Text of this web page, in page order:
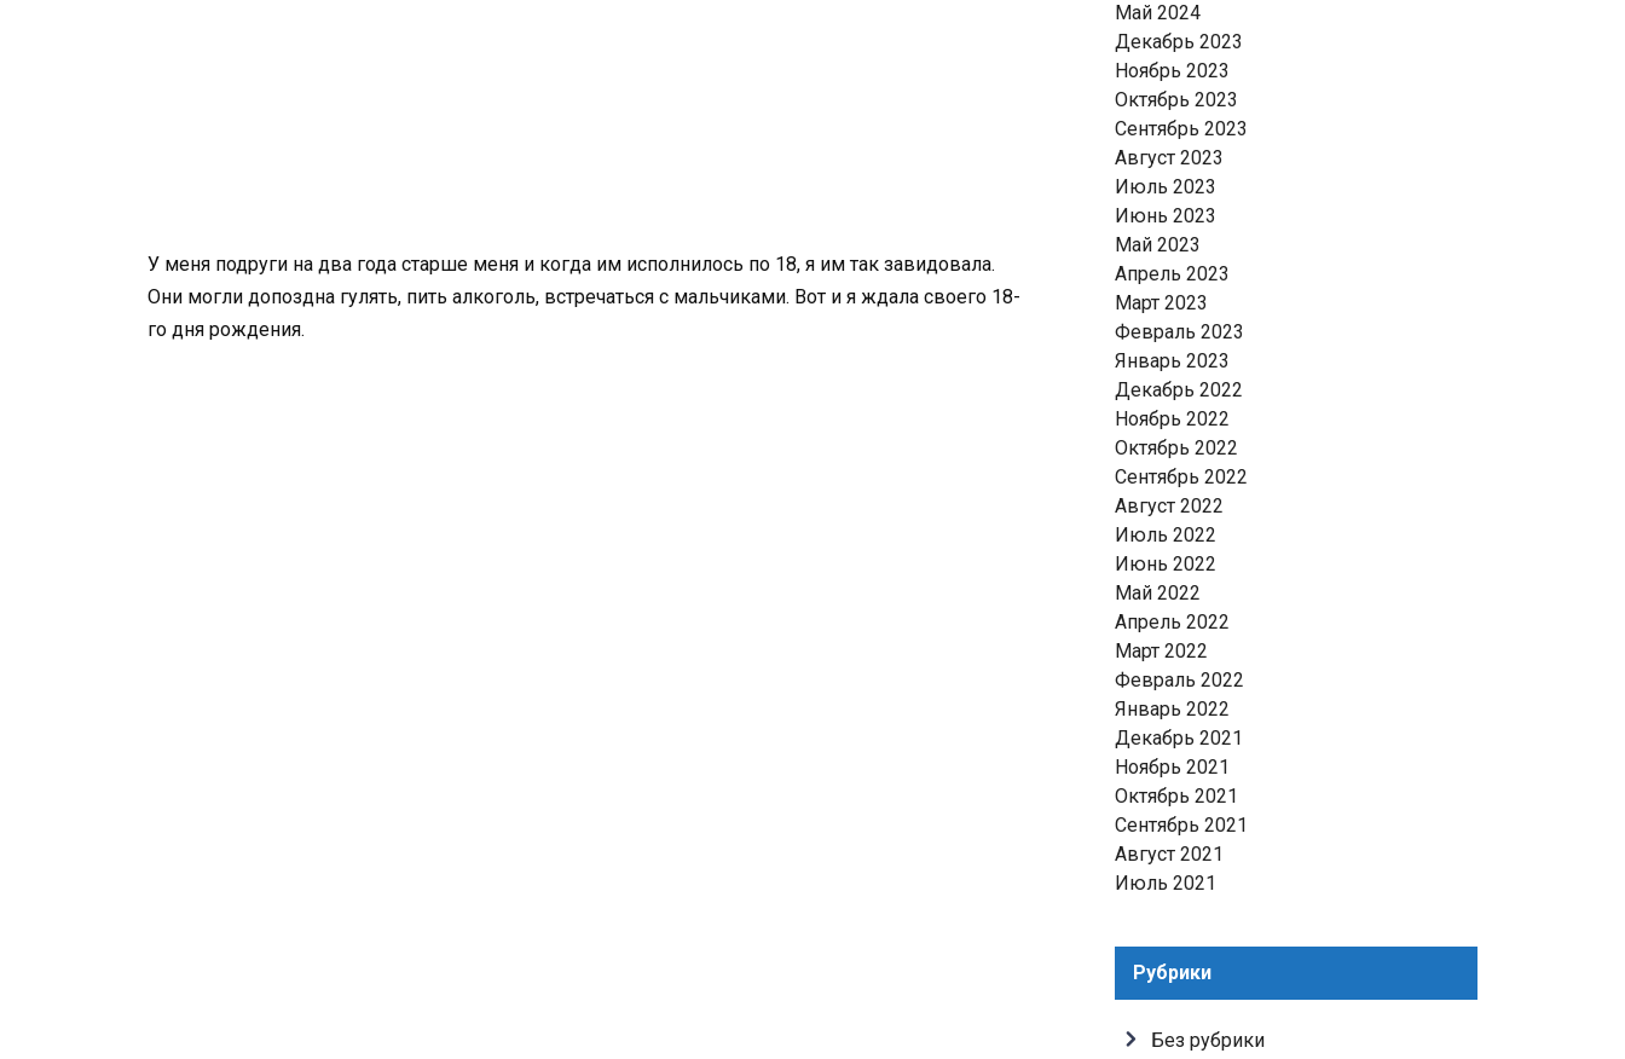
У меня подруги на два года старше меня и когда им исполнилось по 18, я им так завидовала.
Они могли допоздна гулять, пить алкоголь, встречаться с мальчиками. Вот и я ждала своего 18-
го дня рождения.
Май 2024
Декабрь 2023
Ноябрь 2023
Октябрь 2023
Сентябрь 2023
Август 2023
Июль 2023
Июнь 2023
Май 2023
Апрель 2023
Март 2023
Февраль 2023
Январь 2023
Декабрь 2022
Ноябрь 2022
Октябрь 2022
Сентябрь 2022
Август 2022
Июль 2022
Июнь 2022
Май 2022
Апрель 2022
Март 2022
Февраль 2022
Январь 2022
Декабрь 2021
Ноябрь 2021
Октябрь 2021
Сентябрь 2021
Август 2021
Июль 2021
Рубрики
Без рубрики